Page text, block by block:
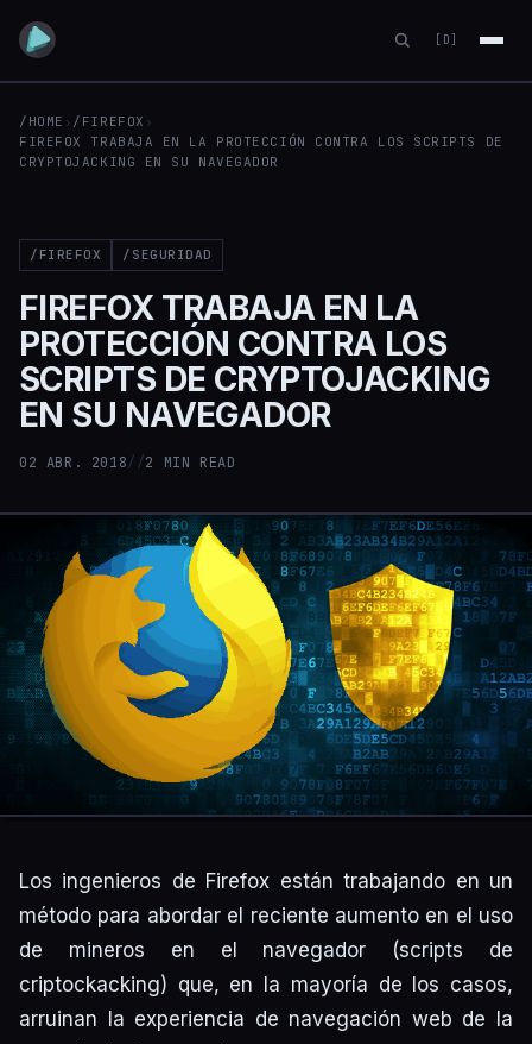
[D]
/HOME › /FIREFOX ›
FIREFOX TRABAJA EN LA PROTECCIÓN CONTRA LOS SCRIPTS DE
CRYPTOJACKING EN SU NAVEGADOR
/FIREFOX /SEGURIDAD
FIREFOX TRABAJA EN LA
PROTECCIÓN CONTRA LOS
SCRIPTS DE CRYPTOJACKING
EN SU NAVEGADOR
02 ABR. 2018//2 MIN READ
Los ingenieros de Firefox están trabajando en un
método para abordar el reciente aumento en el uso
de mineros en el navegador (scripts de
criptockacking) que, en la mayoría de los casos,
arruinan la experiencia de navegación web de la